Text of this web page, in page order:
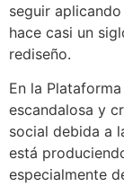
seguir
hace casi un
rediseño.
En la
escandalosa y
social debida a
está
especialmente